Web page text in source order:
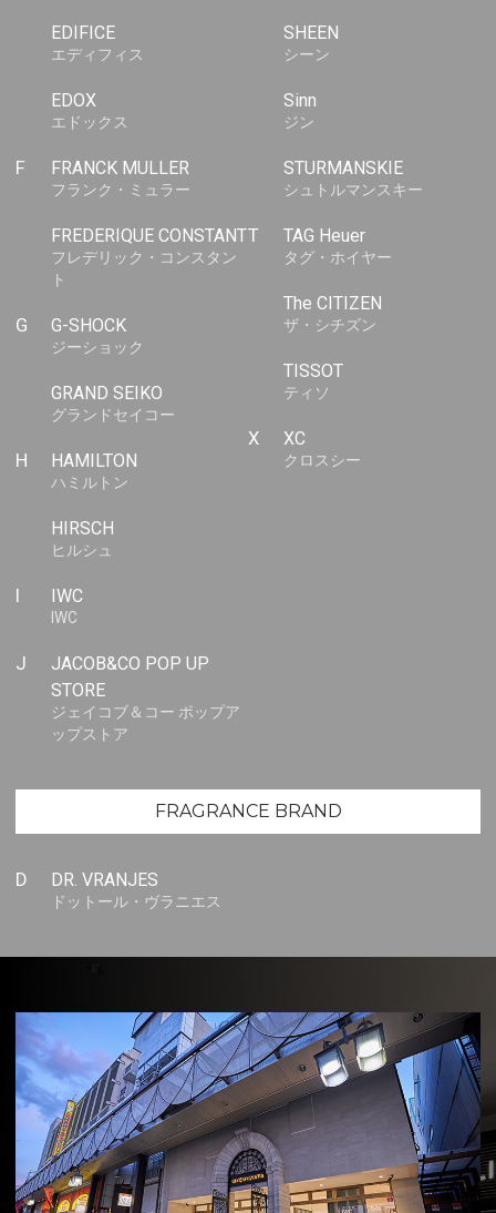
EDIFICE
エディフィス
EDOX
エドックス
F FRANCK MULLER
フランク・ミュラー
FREDERIQUE CONSTANT
フレデリック・コンスタン
ト
G G-SHOCK
ジーショック
GRAND SEIKO
グランドセイコー
H HAMILTON
ハミルトン
HIRSCH
ヒルシュ
IWC
IWC
J
JACOB&CO POP UP
STORE
ジェイコブ＆コー ポップア
ップストア
SHEEN
シーン
Sinn
ジン
STURMANSKIE
シュトルマンスキー
T TAG Heuer
タグ・ホイヤー
The CITIZEN
ザ・シチズン
TISSOT
ティソ
X XC
クロスシー
FRAGRANCE BRAND
D DR. VRANJES
ドットール・ヴラニエス